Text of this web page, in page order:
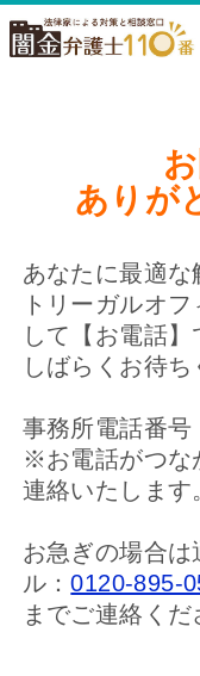
ありが
あなたに最適
トリーガルオ
して【お電話
しばらくお待ち
事務所電話番
※お電話がつな
連絡いたします
お急ぎの場合
ル：0120-895-
までご連絡くだ